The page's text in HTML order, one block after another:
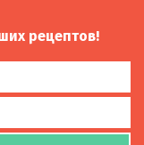
рецептов!